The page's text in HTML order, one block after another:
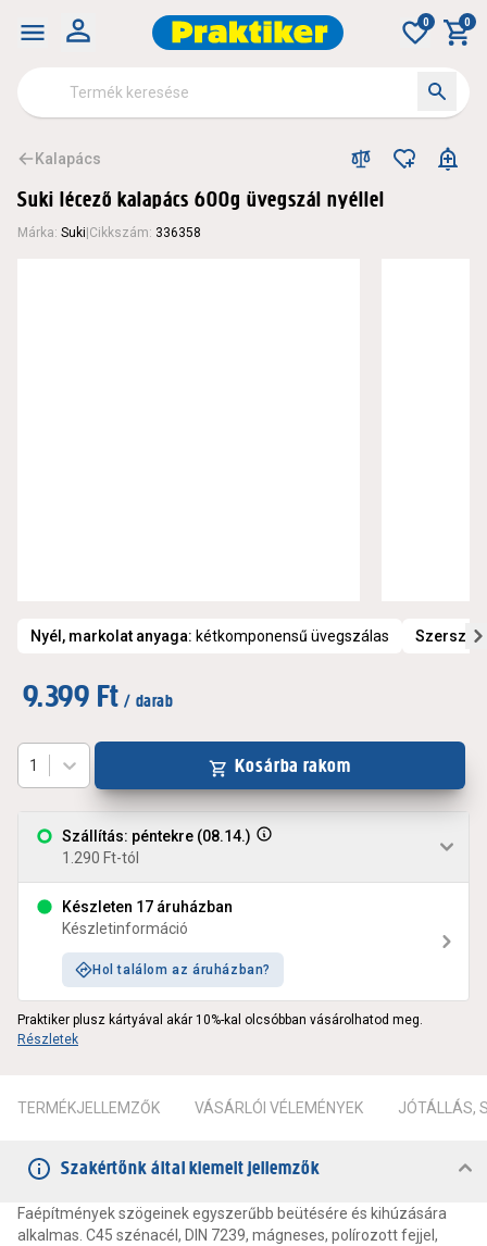
0 0
Kalapács
Suki lécező kalapács 600g üvegszál nyéllel
Márka: Suki Cikkszám: 336358
Nyél, markolat anyaga: kétkomponensű üvegszálas
9.399 Ft / darab
Szállítás: péntekre (08.14.)
1.290 Ft-tól
Készleten 17 áruházban
Készletinformáció
Hol találom az áruházban?
1 Kosárba rakom
Praktiker plusz kártyával akár 10%-kal olcsóbban vásárolhatod meg.
Részletek
TERMÉKJELLEMZŐK VÁSÁRLÓI VÉLEMÉNYEK JÓTÁLLÁS,
Szakértőnk által kiemelt jellemzők
Faépítmények szögeinek egyszerűbb beütésére és kihúzására
alkalmas. C45 szénacél, DIN 7239, mágneses, polírozott fejjel,